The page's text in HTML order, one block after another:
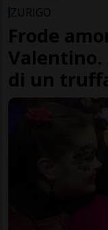
ZURIGO
Frode
di un